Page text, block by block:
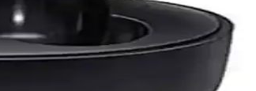
anlatılıyor.
ev ve ofis kullanımına uygun bir kablosuz